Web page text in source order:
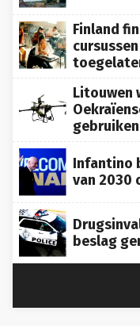
Finland
Litouwen
gebruiken
Infantino
van 2030
beslag